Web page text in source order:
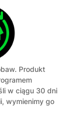
Produkt
w ciągu 30 dni
wymienimy go